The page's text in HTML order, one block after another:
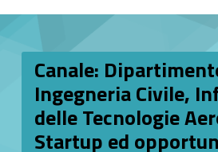
Canale:
Ingegneria Civile,
delle Tecnologie
Startup ed